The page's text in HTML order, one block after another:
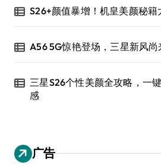
S26+颜值暴增！机皇美颜秘籍
A56 5G惊艳登场，三星新风尚
三星S26个性美颜全攻略，一
感
广告